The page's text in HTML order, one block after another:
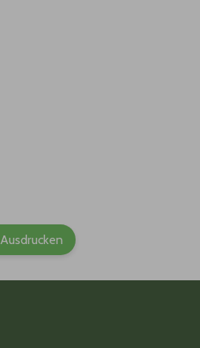
Ausdrucken